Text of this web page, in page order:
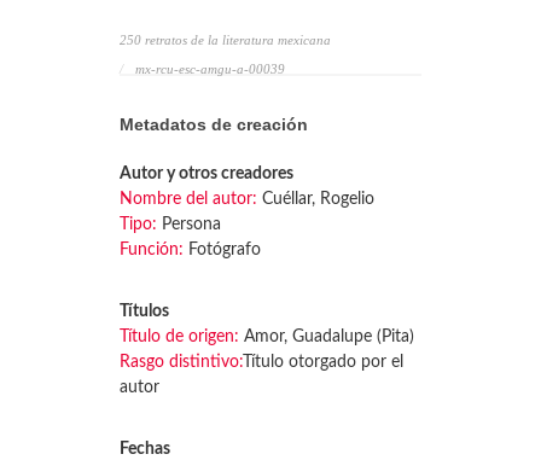
250 retratos de la literatura mexicana
mx-rcu-esc-amgu-a-00039
Metadatos de creación
Autor y otros creadores
Nombre del autor: Cuéllar, Rogelio
Tipo: Persona
Función: Fotógrafo
Títulos
Título de origen: Amor, Guadalupe (Pita)
Rasgo distintivo: Título otorgado por el
autor
Fechas